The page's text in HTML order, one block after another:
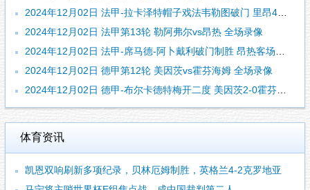
2024年12月02日 法甲-拉卡泽特帽子戏法韦勒图破门 里昂4-1尼斯
2024年12月02日 法甲第13轮 勒阿弗尔vs昂热 全场录像
2024年12月02日 法甲-席马德-阿卜戴利破门制胜 昂热客场1-0勒阿弗尔
2024年12月02日 德甲第12轮 美因茨vs霍芬海姆 全场录像
2024年12月02日 德甲-布尔卡德特梅开二度 美因茨2-0霍芬海姆
体育资讯
凯恩双响刷新多项纪录，贝林厄姆制胜，英格兰4-2克罗地亚